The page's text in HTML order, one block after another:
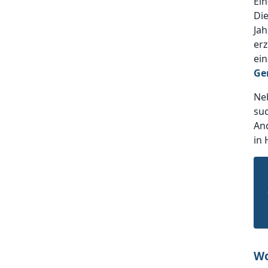
in